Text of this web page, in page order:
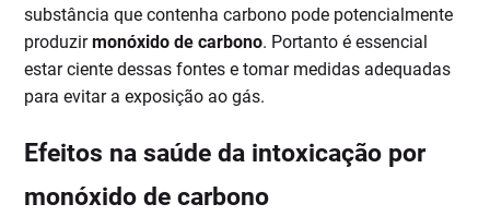
substância que contenha carbono pode potencialmente
produzirmonóxido de carbono. Portanto é essencial
estar ciente dessas fontes e tomar medidas adequadas
para evitar a exposição ao gás.
Efeitos na saúde da intoxicação por
monóxido de carbono